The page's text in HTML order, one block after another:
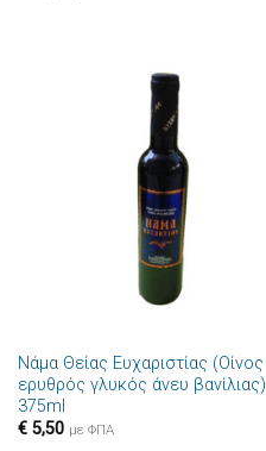
Νάμα Θείας Ευχαριστίας (Οίνος
ερυθρός γλυκός άνευ βανίλιας)
375ml
€5,50 με ΦΠΑ